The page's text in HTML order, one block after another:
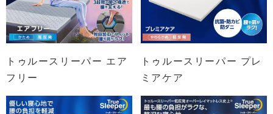
トゥルースリーパー エア
フリー
トゥルースリーパー プレ
ミアケア